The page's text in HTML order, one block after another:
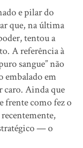
e pilar do
que, na última
tentou a
A referência à
sangue” não
embalado em
caro. Ainda que
frente como fez o
— o